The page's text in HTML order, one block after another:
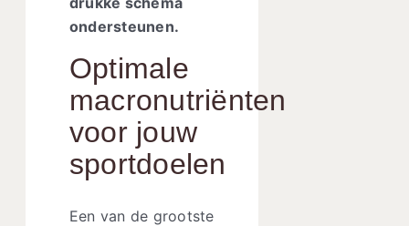
ondersteunen.
Optimale
macronutriënten
voor jouw
sportdoelen
Een van de grootste